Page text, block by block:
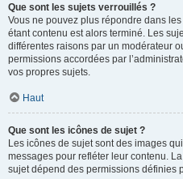
Que sont les sujets verrouillés ?
Vous ne pouvez plus répondre dans
étant contenu est alors terminé. Les
différentes raisons par un modérateur
permissions accordées par
vos propres sujets.
Haut
Que sont les icônes de sujet ?
Les icônes de sujet sont des images
messages pour refléter leur contenu.
sujet dépend des permissions définies